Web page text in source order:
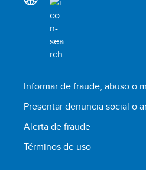
Informar de fraude, abuso o
Presentar denuncia social o
Alerta de fraude
Términos de uso